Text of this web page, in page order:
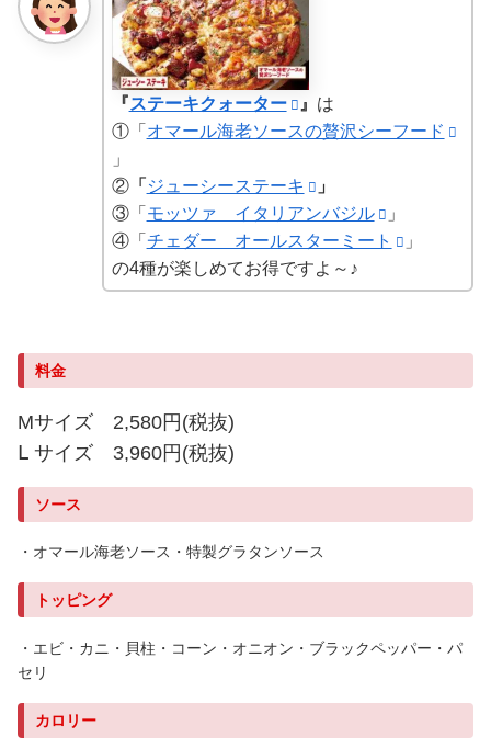
『 ステーキクォーター 』 は
①「 オマール海老ソースの贅沢シーフード
」
②「 ジューシーステーキ
」
③「 モッツァ イタリアンバジル
」
④「 チェダー オールスターミート
」
の4種が楽しめてお得ですよ～♪
料金
Mサイズ 2,580円(税抜)
Ⅼ サイズ 3,960円(税抜)
ソース
・オマール海老ソース・特製グラタンソース
トッピング
・エビ・カニ・貝柱・コーン・オニオン・ブラックペッパー・パ
セリ
カロリー